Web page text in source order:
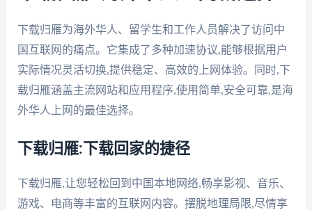
下载归雁为海外华人、留学生和工作人员解决了访问中
国互联网的痛点。它集成了多种加速协议,能够根据用户
实际情况灵活切换,提供稳定、高效的上网体验。同时,下
载归雁涵盖主流网站和应用程序,使用简单,安全可靠,是海
外华人上网的最佳选择。
下载归雁:下载回家的捷径
下载归雁,让您轻松回到中国本地网络,畅享影视、音乐、
游戏、电商等丰富的互联网内容。摆脱地理局限,尽情享